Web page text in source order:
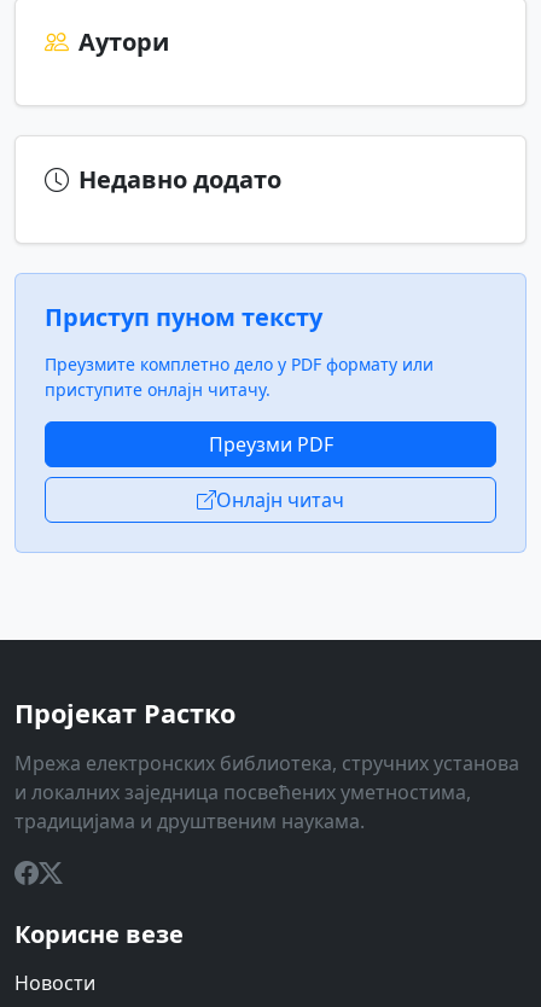
Аутори
Недавно додато
Приступ пуном тексту
Преузмите комплетно дело у PDF формату или
приступите онлајн читачу.
Преузми PDF
Онлајн читач
Пројекат Растко
Мрежа електронских библиотека, стручних установа
и локалних заједница посвећених уметностима,
традицијама и друштвеним наукама.
Корисне везе
Новости